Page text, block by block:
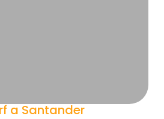
a Santander